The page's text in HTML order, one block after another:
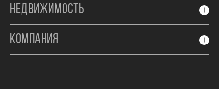
НЕДВИЖИМОСТЬ
КОМПАНИЯ